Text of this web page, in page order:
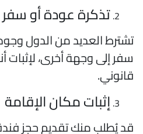
تذكرة عودة أو سفر
العديد من الدول وجود
إلى وجهة أخرى، لإثبات
إثبات مكان الإقامة
يُطلب منك تقديم حجز